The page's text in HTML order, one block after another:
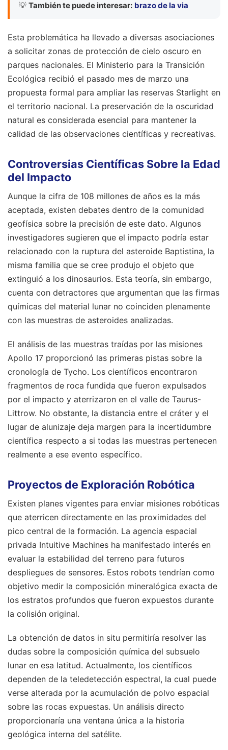
💡 También te puede interesar: brazo de la via
Esta problemática ha llevado a diversas asociaciones
a solicitar zonas de protección de cielo oscuro en
parques nacionales. El Ministerio para la Transición
Ecológica recibió el pasado mes de marzo una
propuesta formal para ampliar las reservas Starlight en
el territorio nacional. La preservación de la oscuridad
natural es considerada esencial para mantener la
calidad de las observaciones científicas y recreativas.
Controversias Científicas Sobre la Edad
del Impacto
Aunque la cifra de 108 millones de años es la más
aceptada, existen debates dentro de la comunidad
geofísica sobre la precisión de este dato. Algunos
investigadores sugieren que el impacto podría estar
relacionado con la ruptura del asteroide Baptistina, la
misma familia que se cree produjo el objeto que
extinguió a los dinosaurios. Esta teoría, sin embargo,
cuenta con detractores que argumentan que las firmas
químicas del material lunar no coinciden plenamente
con las muestras de asteroides analizadas.
El análisis de las muestras traídas por las misiones
Apollo 17 proporcionó las primeras pistas sobre la
cronología de Tycho. Los científicos encontraron
fragmentos de roca fundida que fueron expulsados
por el impacto y aterrizaron en el valle de Taurus-
Littrow. No obstante, la distancia entre el cráter y el
lugar de alunizaje deja margen para la incertidumbre
científica respecto a si todas las muestras pertenecen
realmente a ese evento específico.
Proyectos de Exploración Robótica
Existen planes vigentes para enviar misiones robóticas
que aterricen directamente en las proximidades del
pico central de la formación. La agencia espacial
privada Intuitive Machines ha manifestado interés en
evaluar la estabilidad del terreno para futuros
despliegues de sensores. Estos robots tendrían como
objetivo medir la composición mineralógica exacta de
los estratos profundos que fueron expuestos durante
la colisión original.
La obtención de datos in situ permitiría resolver las
dudas sobre la composición química del subsuelo
lunar en esa latitud. Actualmente, los científicos
dependen de la teledetección espectral, la cual puede
verse alterada por la acumulación de polvo espacial
sobre las rocas expuestas. Un análisis directo
proporcionaría una ventana única a la historia
geológica interna del satélite.